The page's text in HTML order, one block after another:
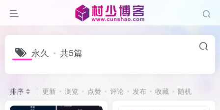
永久 共5篇
排序 更新 浏览 点赞 评论 发布 收藏 随机